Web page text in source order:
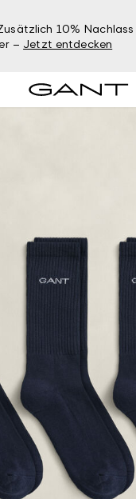
10%
– Jetzt entdecken